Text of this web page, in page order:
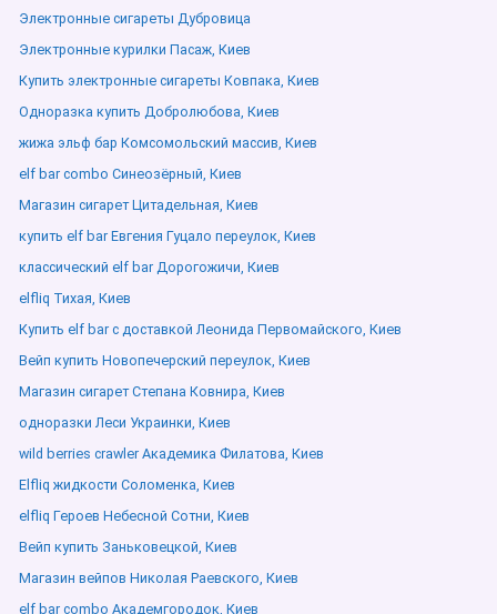
Электронные сигареты Дубровица
Электронные курилки Пасаж, Киев
Купить электронные сигареты Ковпака, Киев
Одноразка купить Добролюбова, Киев
жижа эльф бар Комсомольский массив, Киев
elf bar combo Синеозёрный, Киев
Магазин сигарет Цитадельная, Киев
купить elf bar Евгения Гуцало переулок, Киев
классический elf bar Дорогожичи, Киев
elfliq Тихая, Киев
Купить elf bar с доставкой Леонида Первомайского, Киев
Вейп купить Новопечерский переулок, Киев
Магазин сигарет Степана Ковнира, Киев
одноразки Леси Украинки, Киев
wild berries crawler Академика Филатова, Киев
Elfliq жидкости Соломенка, Киев
elfliq Героев Небесной Сотни, Киев
Вейп купить Заньковецкой, Киев
Магазин вейпов Николая Раевского, Киев
elf bar combo Академгородок, Киев